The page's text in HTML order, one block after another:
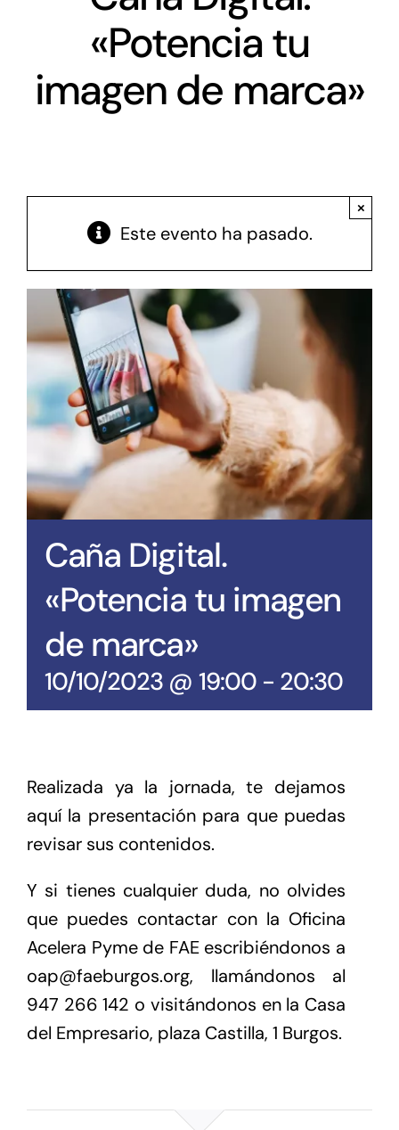
Antena Tecnológica
Eventos
«Potencia tu
imagen de marca»
Este evento ha pasado.
×
Caña Digital.
«Potencia tu imagen
de marca»
10/10/2023 @ 19:00- 20:30
Realizada ya la jornada, te dejamos
aquí la presentación para que puedas
revisar sus contenidos.
Y si tienes cualquier duda, no olvides
que puedes contactar con la Oficina
Acelera Pyme de FAE escribiéndonos a
oap@faeburgos.org, llamándonos al
947 266 142 o visitándonos en la Casa
del Empresario, plaza Castilla, 1 Burgos.